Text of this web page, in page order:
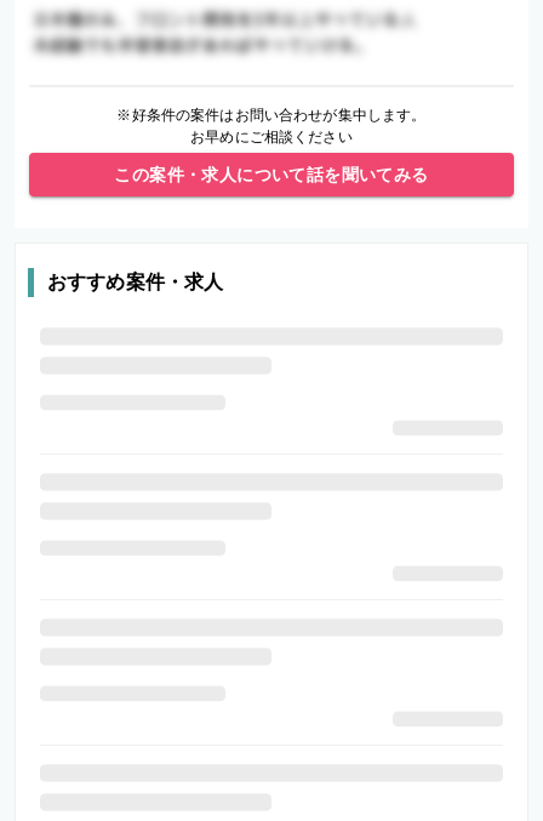
※好条件の案件はお問い合わせが集中します。
お早めにご相談ください
この案件・求人について話を聞いてみる
おすすめ案件・求人